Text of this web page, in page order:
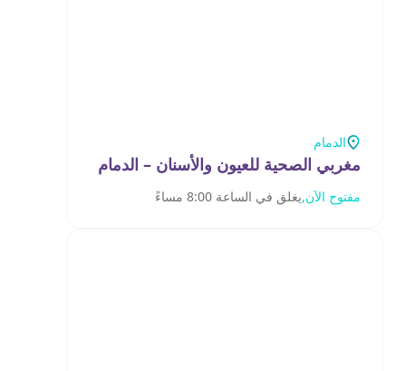
الدمام
مغربي الصحية للعيون والأسنان – الدمام
مفتوح الآن,يغلق في الساعة 8:00 مساءً